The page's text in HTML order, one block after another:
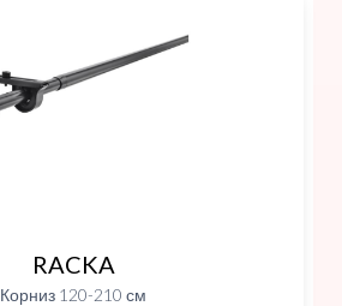
RACKA
Корниз 120-210 см